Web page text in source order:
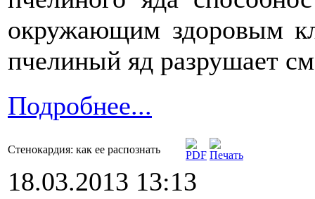
окружающим здоровым
пчелиный яд разрушает
Подробнее...
Стенокардия: как ее распознать
18.03.2013 13:13